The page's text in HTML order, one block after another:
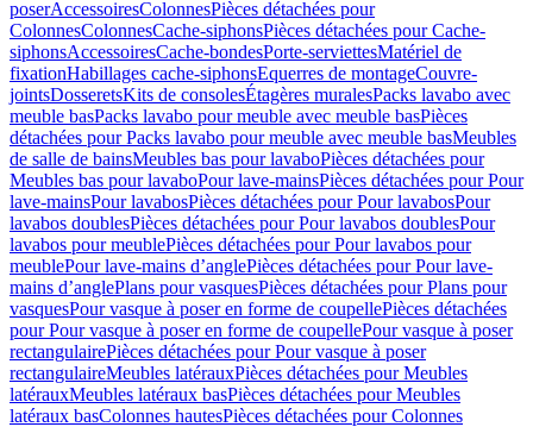
poserAccessoiresColonnesPièces détachées pour
ColonnesColonnesCache-siphonsPièces détachées pour Cache-
siphonsAccessoiresCache-bondesPorte-serviettesMatériel de
fixationHabillages cache-siphonsEquerres de montageCouvre-
jointsDosseretsKits de consolesÉtagères muralesPacks lavabo avec
meuble basPacks lavabo pour meuble avec meuble basPièces
détachées pour Packs lavabo pour meuble avec meuble basMeubles
de salle de bainsMeubles bas pour lavaboPièces détachées pour
Meubles bas pour lavaboPour lave-mainsPièces détachées pour Pour
lave-mainsPour lavabosPièces détachées pour Pour lavabosPour
lavabos doublesPièces détachées pour Pour lavabos doublesPour
lavabos pour meublePièces détachées pour Pour lavabos pour
meublePour lave-mains d’anglePièces détachées pour Pour lave-
mains d’anglePlans pour vasquesPièces détachées pour Plans pour
vasquesPour vasque à poser en forme de coupellePièces détachées
pour Pour vasque à poser en forme de coupellePour vasque à poser
rectangulairePièces détachées pour Pour vasque à poser
rectangulaireMeubles latérauxPièces détachées pour Meubles
latérauxMeubles latéraux basPièces détachées pour Meubles
latéraux basColonnes hautesPièces détachées pour Colonnes